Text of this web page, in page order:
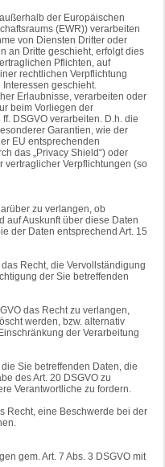
der Europäischen
(EWR)) verarbeiten
von Diensten Dritter oder
an Dritte geschieht, erfolgt dies
Pflichten, auf
rechtlichen Verpflichtung
geschieht.
Erlaubnisse, verarbeiten oder
beim Vorliegen der
DSGVO verarbeiten. D.h. die
Garantien, wie der
EU entsprechenden
das „Privacy Shield“) oder
vertraglicher Verpflichtungen (so
zu verlangen, ob
auf Auskunft über diese Daten
der Daten entsprechend Art. 15
Recht, die Vervollständigung
der Sie betreffenden
das Recht zu verlangen,
werden, bzw. alternativ
der Verarbeitung
Sie betreffenden Daten, die
des Art. 20 DSGVO zu
Verantwortliche zu fordern.
Recht, eine Beschwerde bei der
gem. Art. 7 Abs. 3 DSGVO mit